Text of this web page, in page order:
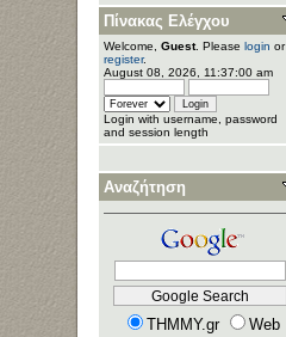
Πίνακας Ελέγχου
Welcome, Guest. Please login or
register.
August 08, 2026, 11:37:00 am
Login with username, password
and session length
Αναζήτηση
THMMY.gr
Web